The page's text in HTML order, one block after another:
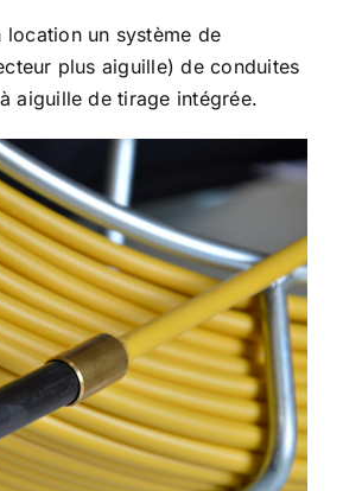
location un système de
plus aiguille) de conduites
aiguille de tirage intégrée.